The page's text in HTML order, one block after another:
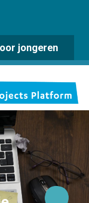
jongeren